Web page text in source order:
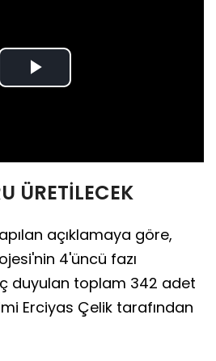
Play
ÜRETİLECEK
açıklamaya göre,
4'üncü fazı
duyulan toplam 342 adet
Erciyas Çelik tarafından